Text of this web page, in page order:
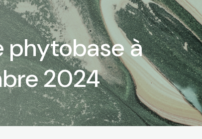
phytobase à
2024